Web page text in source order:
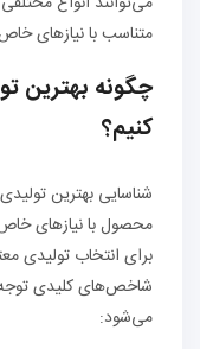
متناسب با نیازهای
چگونه بهترین
کنیم؟
شناسایی بهترین
محصول با نیازهای
برای انتخاب تولیدی
شاخص‌های کلیدی
می‌شود: